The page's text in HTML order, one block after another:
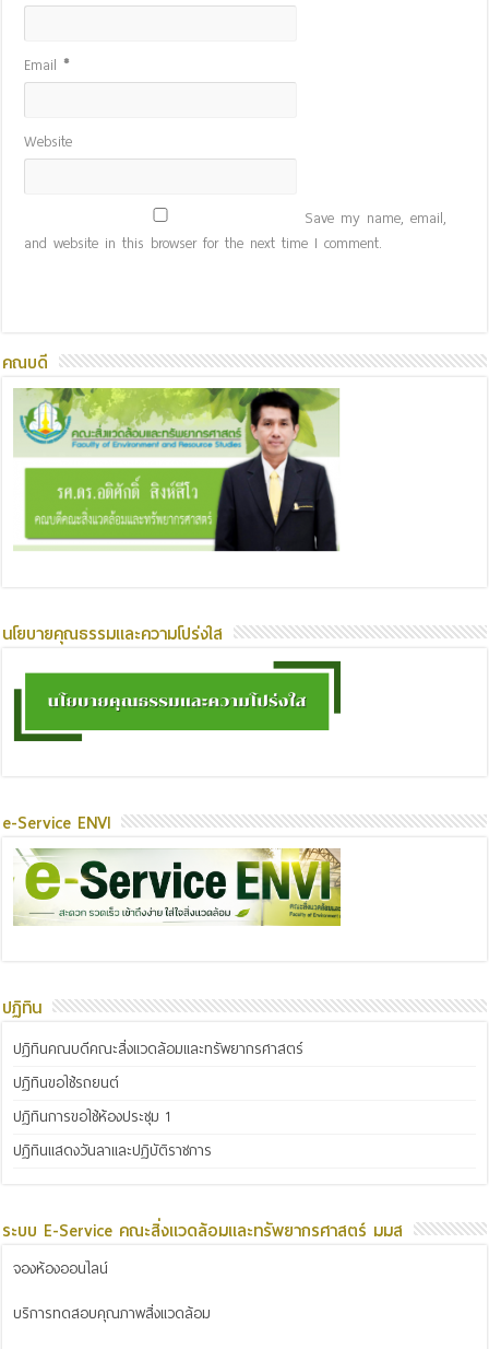
Email*
Website
Save my name, email,
and website in this browser for the next time I comment.
คณบดี
นโยบายคุณธรรมและความโปร่งใส
e-Service ENVI
ปฏิทิน
ปฏิทินคณบดีคณะสิ่งแวดล้อมและทรัพยากรศาสตร์
ปฏิทินขอใช้รถยนต์
ปฏิทินการขอใช้ห้องประชุม 1
ปฏิทินแสดงวันลาและปฏิบัติราชการ
ระบบ E-Service คณะสิ่งแวดล้อมและทรัพยากรศาสตร์ มมส
จองห้องออนไลน์
บริการทดสอบคุณภาพสิ่งแวดล้อม